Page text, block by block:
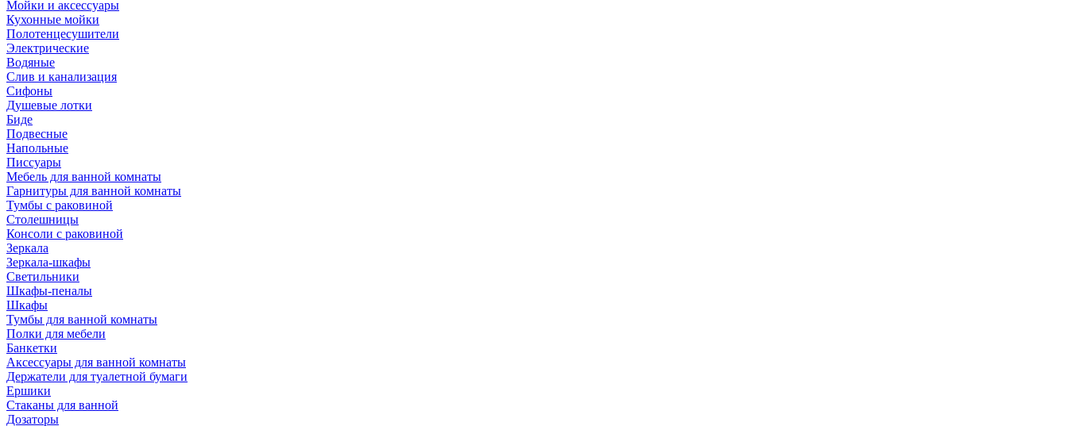
Мойки и аксессуары
Кухонные мойки
Полотенцесушители
Электрические
Водяные
Слив и канализация
Сифоны
Душевые лотки
Биде
Подвесные
Напольные
Писсуары
Мебель для ванной комнаты
Гарнитуры для ванной комнаты
Тумбы с раковиной
Столешницы
Консоли с раковиной
Зеркала
Зеркала-шкафы
Светильники
Шкафы-пеналы
Шкафы
Тумбы для ванной комнаты
Полки для мебели
Банкетки
Аксессуары для ванной комнаты
Держатели для туалетной бумаги
Ершики
Стаканы для ванной
Дозаторы